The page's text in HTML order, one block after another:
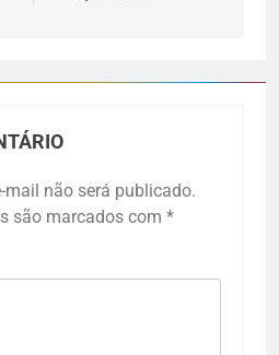
mail não será publicado.
são marcados com *